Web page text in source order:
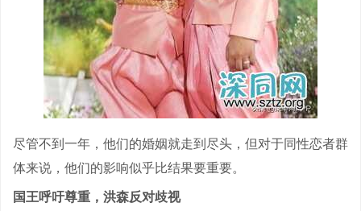
尽管不到一年，他们的婚姻就走到尽头，但对于同性恋者群
体来说，他们的影响似乎比结果要重要。
国王呼吁尊重，洪森反对歧视